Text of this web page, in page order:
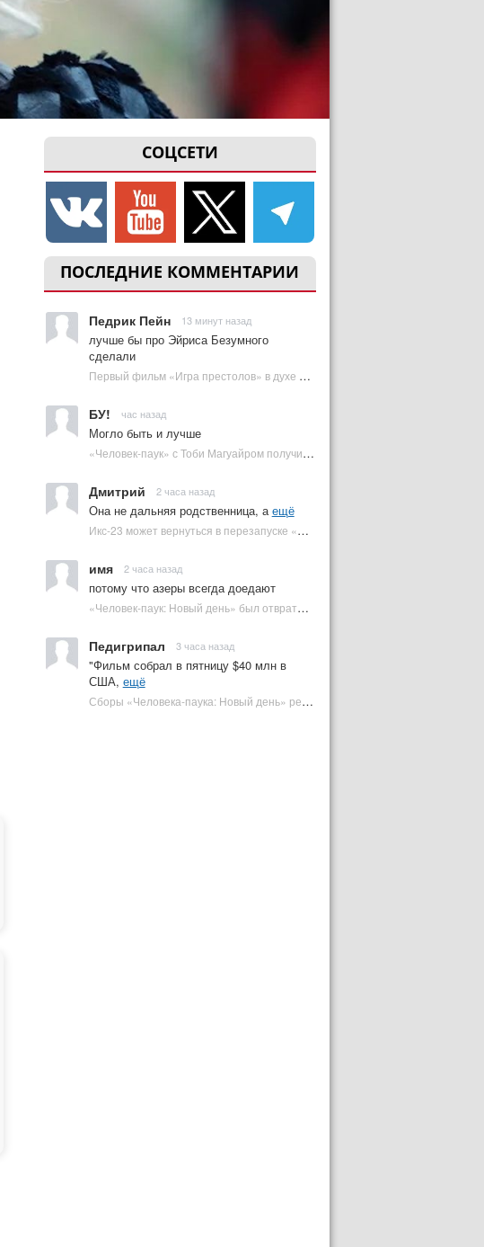
СОЦСЕТИ
ПОСЛЕДНИЕ КОММЕНТАРИИ
Педрик Пейн 13 минут назад
лучше бы про Эйриса Безумного
сделали
Первый фильм «Игра престолов» в духе «Дюны» посвящен важному Таргариену | Plugged In Ru
БУ! час назад
Могло быть и лучше
«Человек-паук» с Тоби Магуайром получил новый постер | Plugged In Ru
Дмитрий 2 часа назад
Она не дальняя родственница, аещё
Икс-23 может вернуться в перезапуске «Людей Икс» | Plugged In Ru
имя 2 часа назад
потому что азеры всегда доедают
«Человек-паук: Новый день» был отвратительным в одной из версий | Plugged In Ru
Педигрипал 3 часа назад
"Фильм собрал в пятницу $40 млн в
США, ещё
Сборы «Человека-паука: Новый день» резко обвалились на 2 неделе, но катастрофы нет | Plugged In Ru